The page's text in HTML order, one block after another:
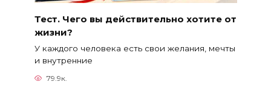
Тест. Чего вы действительно хотите от
жизни?
У каждого человека есть свои желания, мечты
и внутренние
79.9к.